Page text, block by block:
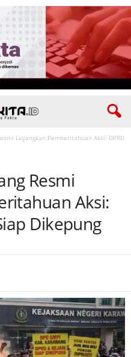
Layangkan Pemberitahuan Aksi: DPRD
Resmi
Aksi:
Dikepung